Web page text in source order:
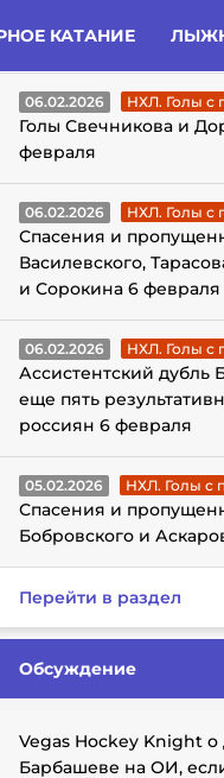
КАТАНИЕ
ГОЛЫ С
06.02.2026 НХЛ. Голы с
Голы Свечникова и
февраля
06.02.2026 НХЛ. Голы с
Спасения и
Василевского,
и Сорокина 6 февраля
06.02.2026 НХЛ. Голы с
Ассистентский дубль
еще пять
россиян 6 февраля
05.02.2026 НХЛ. Голы с
Спасения и
Бобровского и
Перейти в раздел
Обсуждение
Vegas Hockey Knight
Барбашеве на ОИ,